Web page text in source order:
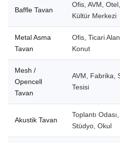
Baffle Tavan
Ofis, AVM, Otel,
Kültür Merkezi
Metal Asma
Tavan
Ofis, Ticari Alan,
Konut
Mesh /
Opencell
Tavan
AVM, Fabrika,
Tesisi
Akustik Tavan
Toplantı Odası,
Stüdyo, Okul